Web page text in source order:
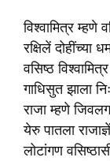
विश्वामित्र म्हणे
रक्षिलें दोहींच्या
वसिष्ठ
गाधिसुत झाला
राजा म्हणे
येरु पातला
लोटांगण